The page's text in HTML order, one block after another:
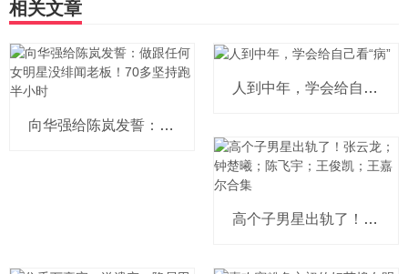
相关文章
向华强给陈岚发誓：做跟任何女明星没
人到中年，学会给自己看“病”
高个子男星出轨了！张云龙；钟楚曦；陈飞